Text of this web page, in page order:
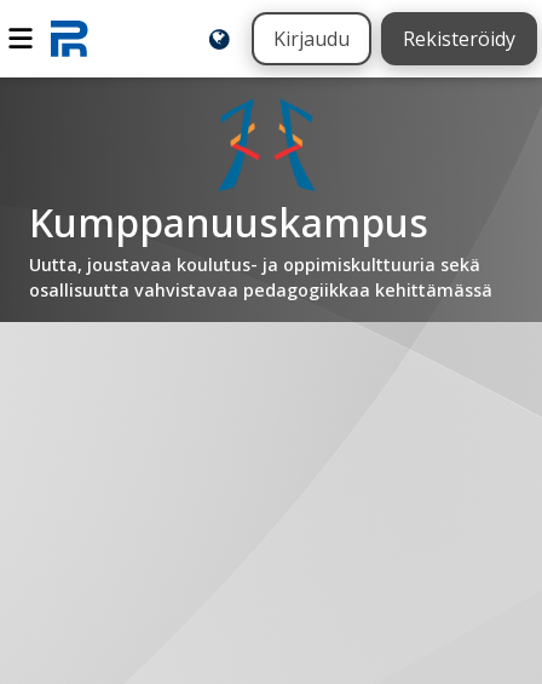
Kirjaudu Rekisteröidy
Kumppanuuskampus
Uutta, joustavaa koulutus- ja oppimiskulttuuria sekä
osallisuutta vahvistavaa pedagogiikkaa kehittämässä